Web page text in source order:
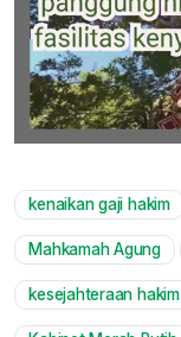
kenaikan gaji hakim
Mahkamah Agung
kesejahteraan hakim